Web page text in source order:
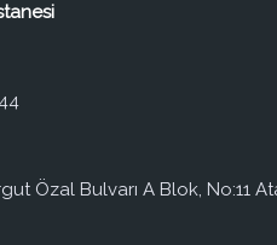
Özal Bulvarı A Blok, No:11